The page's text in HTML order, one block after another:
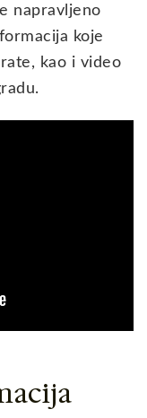
napravljeno
koje
kao i video